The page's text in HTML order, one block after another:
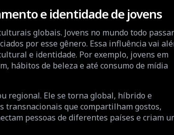
e identidade de jovens
globais. Jovens no mundo todo
por esse gênero. Essa influência vai
e identidade. Por exemplo, jovens em
hábitos de beleza e até consumo de mídia
regional. Ele se torna global, híbrido e
transnacionais que compartilham gostos,
pessoas de diferentes países e criam